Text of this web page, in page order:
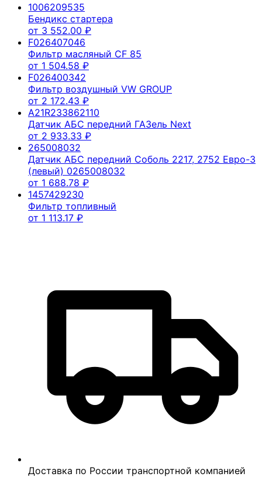
1006209535
Бендикс стартера
от 3 552.00 ₽
F026407046
Фильтр масляный CF 85
от 1 504.58 ₽
F026400342
Фильтр воздушный VW GROUP
от 2 172.43 ₽
A21R233862110
Датчик АБС передний ГАЗель Next
от 2 933.33 ₽
265008032
Датчик АБС передний Соболь 2217, 2752 Евро-3
(левый) 0265008032
от 1 688.78 ₽
1457429230
Фильтр топливный
от 1 113.17 ₽
Доставка по России транспортной компанией